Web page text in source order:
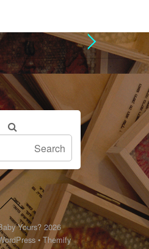
Yours?2026
• Themify